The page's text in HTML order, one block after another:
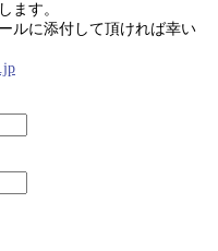
ます。
ルに添付して頂ければ幸い